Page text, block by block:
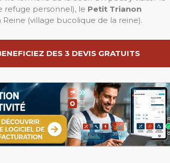
refuge personnel), le Petit Trianon
(village bucolique de la reine).
DES 3 DEVIS GRATUITS